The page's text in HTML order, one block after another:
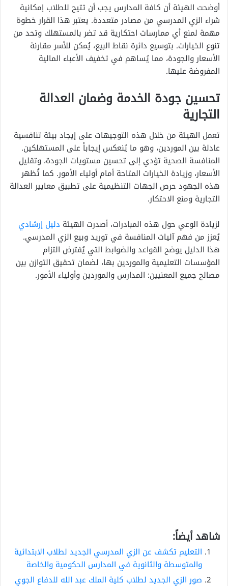
أوضحت الهيئة أن كافة المدارس يجب أن تتيح للطلاب إمكانية
شراء الزي المدرسي من مصادر متعددة. يعتبر هذا القرار خطوة
مهمة لمنع أي ممارسات احتكارية قد تضر بالمستهلك وتحد من
تنوع الخيارات. بتوسيع دائرة نقاط البيع، يُمكن للأسر مقارنة
الأسعار والجودة، مما يُساهم في تخفيف الأعباء المالية
المفروضة عليها.
تحسين جودة الخدمة وضمان العدالة
التجارية
تعمل الهيئة من خلال هذه التوجيهات على إيجاد بيئة تنافسية
عادلة بين الموردين، وهو ما يُنعكس إيجاباً على المستهلكين.
المنافسة الصحية تؤدي إلى تحسين مستويات الجودة، وتقليل
الأسعار، وزيادة الخيارات المتاحة أمام أولياء الأمور. كما تُظهر
هذه الجهود حرص الجهات التنظيمية على تطبيق معايير العدالة
التجارية ومنع الاحتكار.
لزيادة الوعي حول هذه المبادرات، أصدرت الهيئة دليل إرشادي
يُعزز من فهم آليات المنافسة في توريد وبيع الزي المدرسي.
هذا الدليل يوضح القواعد والضوابط التي يُفترض التزام
المؤسسات التعليمية والموردين بها، لضمان تحقيق التوازن بين
مصالح جميع المعنيين: المدارس والموردين وأولياء الأمور.
شاهد أيضاً:
التعليم تكشف عن الزي المدرسي الجديد لطلاب الابتدائية
والمتوسطة والثانوية في المدارس الحكومية والخاصة
صور الزي الجديد لطلاب كلية الملك عبد الله للدفاع الجوي